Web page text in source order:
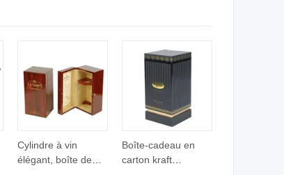
métallique pour
cosmétiques
cosmétiques
Cylindre à vin
élégant, boîte de
Boîte-cadeau en
carton kraft